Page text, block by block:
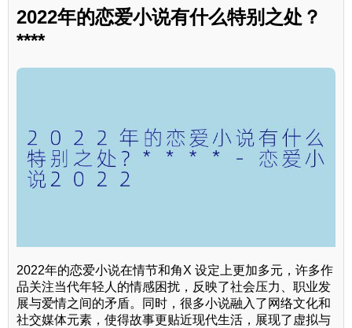
2022年的恋爱小说有什么特别之处？
****
2022年的恋爱小说在情节和角X 设定上更加多元，许多作
品关注当代年轻人的情感困扰，反映了社会压力、职业发
展与爱情之间的矛盾。同时，很多小说融入了网络文化和
社交媒体元素，使得故事更贴近现代生活，展现了虚拟与